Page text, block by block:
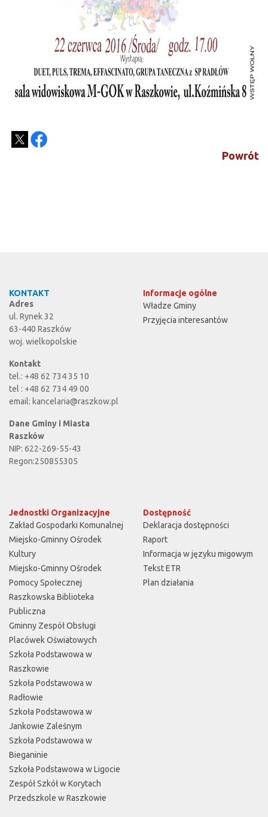
Powrót
KONTAKT
Adres
ul. Rynek 32
63-440 Raszków
woj. wielkopolskie
Kontakt
tel.: +48 62 734 35 10
tel : +48 62 734 49 00
email: kancelaria@raszkow.pl
Dane Gminy i Miasta
Raszków
NIP: 622-269-55-43
Regon:250855305
Informacje ogólne
Władze Gminy
Przyjęcia interesantów
Jednostki Organizacyjne
Zakład Gospodarki Komunalnej
Miejsko-Gminny Ośrodek
Kultury
Miejsko-Gminny Ośrodek
Pomocy Społecznej
Raszkowska Biblioteka
Publiczna
Gminny Zespół Obsługi
Placówek Oświatowych
Szkoła Podstawowa w
Raszkowie
Szkoła Podstawowa w
Radłowie
Szkoła Podstawowa w
Jankowie Zaleśnym
Szkoła Podstawowa w
Bieganinie
Szkoła Podstawowa w Ligocie
Zespół Szkół w Korytach
Przedszkole w Raszkowie
Dostępność
Deklaracja dostępności
Raport
Informacja w języku migowym
Tekst ETR
Plan działania